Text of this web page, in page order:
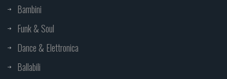
Bambini
Funk & Soul
Dance & Elettronica
Ballabili